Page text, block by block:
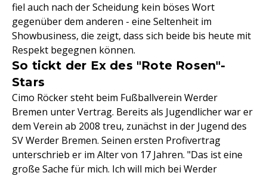
fiel auch nach der Scheidung kein böses Wort
gegenüber dem anderen - eine Seltenheit im
Showbusiness, die zeigt, dass sich beide bis heute mit
Respekt begegnen können.
So tickt der Ex des "Rote Rosen"-
Stars
Cimo Röcker steht beim Fußballverein Werder
Bremen unter Vertrag. Bereits als Jugendlicher war er
dem Verein ab 2008 treu, zunächst in der Jugend des
SV Werder Bremen. Seinen ersten Profivertrag
unterschrieb er im Alter von 17 Jahren. "Das ist eine
große Sache für mich. Ich will mich bei Werder